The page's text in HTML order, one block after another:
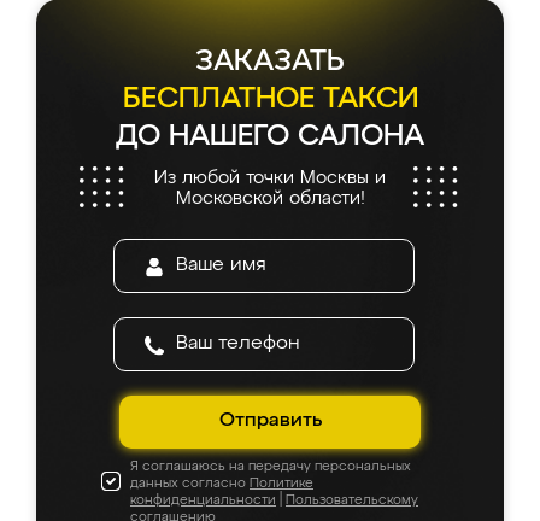
ЗАКАЗАТЬ
БЕСПЛАТНОЕ ТАКСИ
ДО НАШЕГО САЛОНА
Из любой точки Москвы и
Московской области!
Отправить
Я соглашаюсь на передачу персональных
данных согласно Политике
конфиденциальности
Пользовательскому
соглашению